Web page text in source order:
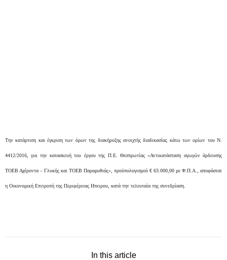
Την κατάρτιση και έγκριση των όρων της διακήρυξης ανοιχτής διαδικασίας κάτω των ορίων του Ν.
4412/2016, για την κατασκευή του έργου της Π.Ε. Θεσπρωτίας «Αντικατάσταση αγωγών άρδευσης
ΤΟΕΒ Αχέροντα – Γλυκής και ΤΟΕΒ Παραμυθιάς», προϋπολογισμού € 63.000,00 με Φ.Π.Α., αποφάσισε
η Οικονομική Επιτροπή της Περιφέρειας Ηπειρου, κατά την τελευταία της συνεδρίαση.
In this article